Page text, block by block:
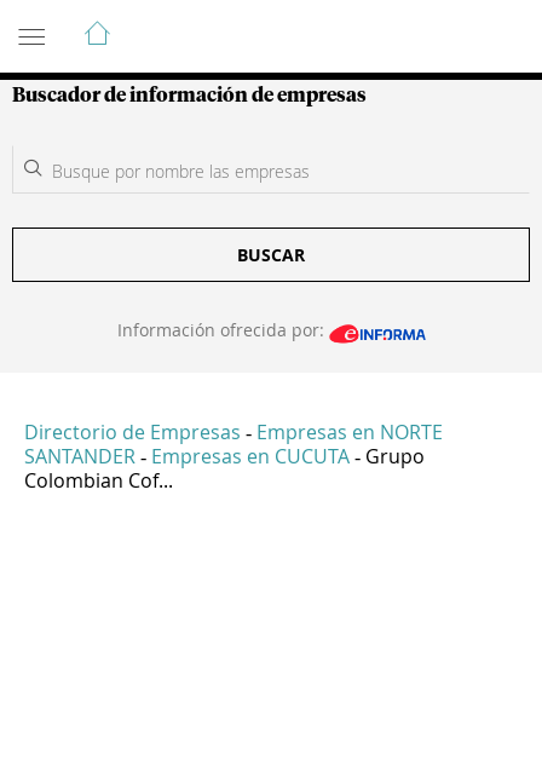
Guía de Empresas Colombianas
Buscador de información de empresas
BUSCAR
Información ofrecida por:
Directorio de Empresas - Empresas en NORTE
SANTANDER - Empresas en CUCUTA - Grupo
Colombian Cof...